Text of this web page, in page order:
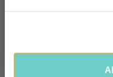
100% VEILIG
Bij ons betaal je